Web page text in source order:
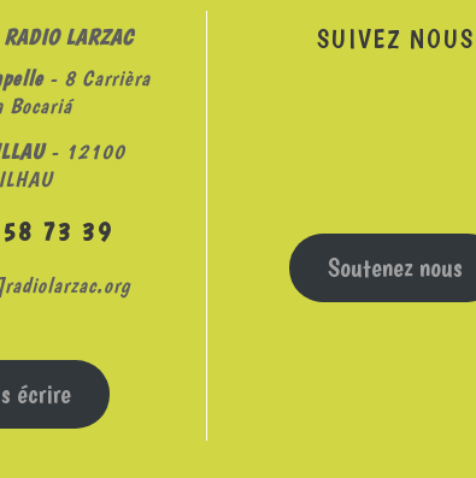
LARZAC
- 8 Carrièra
Bocariá
- 12100
73 39
écrire
SUIVEZ NOUS
Soutenez nous